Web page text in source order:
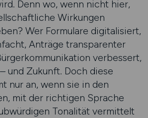
Denn wo, wenn nicht hier,
Wirkungen
Wer Formulare digitalisiert,
Anträge transparenter
verbessert,
und Zukunft. Doch diese
nur an, wenn sie in den
mit der richtigen Sprache
Tonalität vermittelt